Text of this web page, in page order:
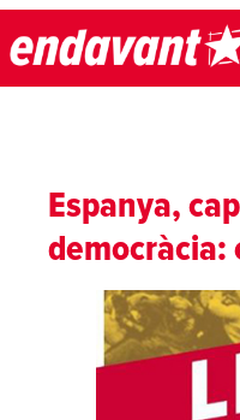
Skip to content
Espanya,
democràcia: